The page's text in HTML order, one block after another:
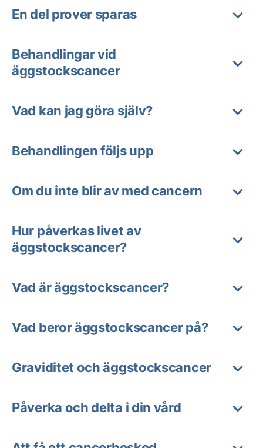
En del prover sparas
Behandlingar vid
äggstockscancer
Vad kan jag göra själv?
Behandlingen följs upp
Om du inte blir av med cancern
Hur påverkas livet av
äggstockscancer?
Vad är äggstockscancer?
Vad beror äggstockscancer på?
Graviditet och äggstockscancer
Påverka och delta i din vård